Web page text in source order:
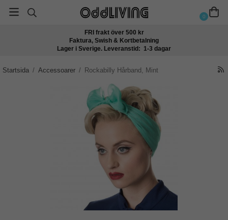
0
FRI frakt över 500 kr
Faktura, Swish & Kortbetalning
Lager i Sverige. Leveranstid: 1-3 dagar
Startsida / Accessoarer / Rockabilly Hårband, Mint